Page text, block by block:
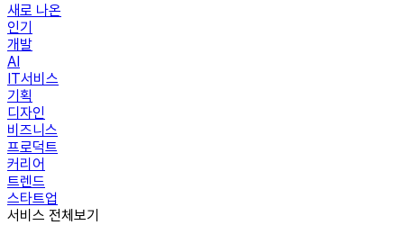
새로 나온
인기
개발
AI
IT서비스
기획
디자인
비즈니스
프로덕트
커리어
트렌드
스타트업
서비스 전체보기